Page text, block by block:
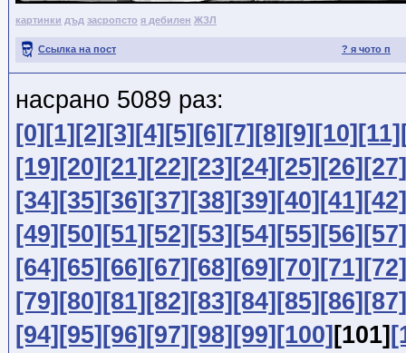
картинки дъд засропсто я дебилен ЖЗЛ
? я чото п
Ссылка на пост
насрано 5089 раз:
[0] [1] [2] [3] [4] [5] [6] [7] [8] [9] [10] [11]
[19] [20] [21] [22] [23] [24] [25] [26] [27]
[34] [35] [36] [37] [38] [39] [40] [41] [42]
[49] [50] [51] [52] [53] [54] [55] [56] [57]
[64] [65] [66] [67] [68] [69] [70] [71] [72]
[79] [80] [81] [82] [83] [84] [85] [86] [87]
[94] [95] [96] [97] [98] [99] [100] [101]